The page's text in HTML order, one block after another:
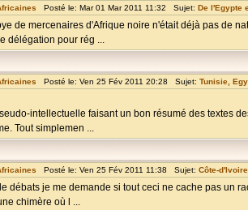
Posté le: Mar 01 Mar 2011 11:32 Sujet: De l'Egypte
de mercenaires d'Afrique noire n'était déjà pas de
délégation pour rég ...
Posté le: Ven 25 Fév 2011 20:28 Sujet: Tunisie,
intellectuelle faisant un bon résumé des textes
Tout simplemen ...
Posté le: Ven 25 Fév 2011 11:38 Sujet: Côte-
débats je me demande si tout ceci ne cache pas un
chimère où l ...